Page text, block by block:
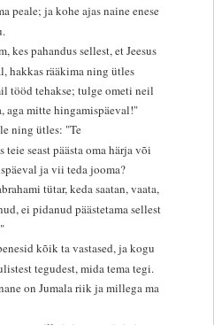
peale; ja kohe ajas naine enese
kes pahandus sellest, et Jeesus
hakkas rääkima ning ütles
tööd tehakse; tulge ometi neil
aga mitte hingamispäeval!"
ning ütles: "Te
seast päästa oma härja või
ja vii teda jooma?
tütar, keda saatan, vaata,
ei pidanud päästetama sellest
kõik ta vastased, ja kogu
tegudest, mida tema tegi.
on Jumala riik ja millega ma